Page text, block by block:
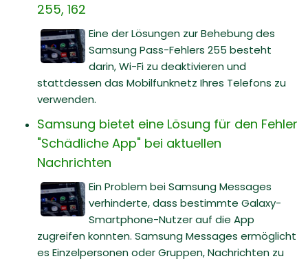
255, 162
Eine der Lösungen zur Behebung des
Samsung Pass-Fehlers 255 besteht
darin, Wi-Fi zu deaktivieren und
stattdessen das Mobilfunknetz Ihres Telefons zu
verwenden.
Samsung bietet eine Lösung für den Fehler
"Schädliche App" bei aktuellen
Nachrichten
Ein Problem bei Samsung Messages
verhinderte, dass bestimmte Galaxy-
Smartphone-Nutzer auf die App
zugreifen konnten. Samsung Messages ermöglicht
es Einzelpersonen oder Gruppen, Nachrichten zu